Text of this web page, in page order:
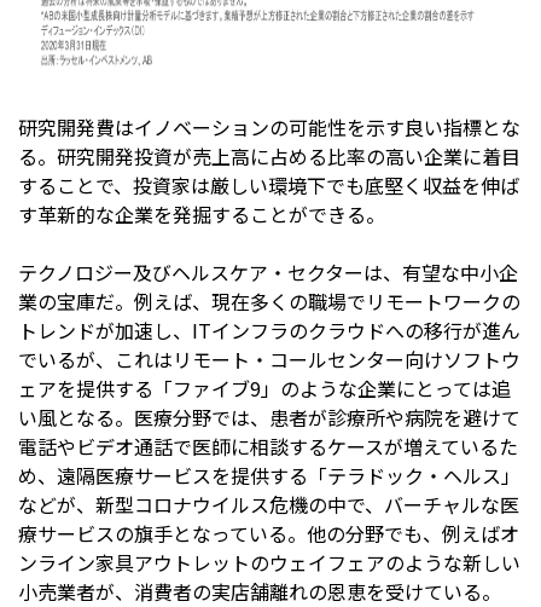
研究開発費はイノベーションの可能性を示す良い指標とな
る。研究開発投資が売上高に占める比率の高い企業に着目
することで、投資家は厳しい環境下でも底堅く収益を伸ば
す革新的な企業を発掘することができる。
テクノロジー及びヘルスケア・セクターは、有望な中小企
業の宝庫だ。例えば、現在多くの職場でリモートワークの
トレンドが加速し、ITインフラのクラウドへの移行が進ん
でいるが、これはリモート・コールセンター向けソフトウ
ェアを提供する「ファイブ9」のような企業にとっては追
い風となる。医療分野では、患者が診療所や病院を避けて
電話やビデオ通話で医師に相談するケースが増えているた
め、遠隔医療サービスを提供する「テラドック・ヘルス」
などが、新型コロナウイルス危機の中で、バーチャルな医
療サービスの旗手となっている。他の分野でも、例えばオ
ンライン家具アウトレットのウェイフェアのような新しい
小売業者が、消費者の実店舗離れの恩恵を受けている。